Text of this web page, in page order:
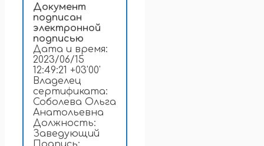
Документ
подписан
электронной
подписью
Дата и время:
2023/06/15
12:49:21 +03'00'
Владелец
сертификата:
Соболева Ольга
Анатольевна
Должность:
Заведующий